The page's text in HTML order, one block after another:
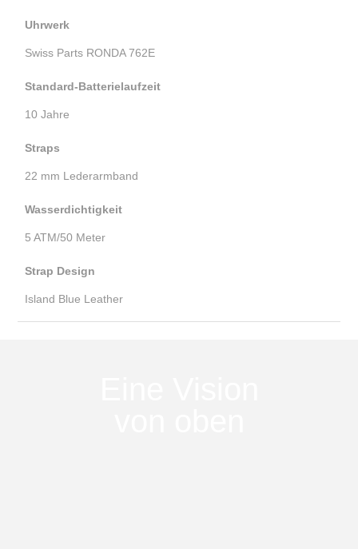
Uhrwerk
Swiss Parts RONDA 762E
Standard-Batterielaufzeit
10 Jahre
Straps
22 mm Lederarmband
Wasserdichtigkeit
5 ATM/50 Meter
Strap Design
Island Blue Leather